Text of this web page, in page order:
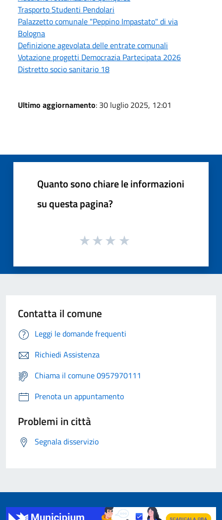
Trasporto Studenti Pendolari
Palazzetto comunale "Peppino Impastato" di via
Bologna
Definizione agevolata delle entrate comunali
Votazione progetti Democrazia Partecipata 2026
Distretto socio sanitario 18
Ultimo aggiornamento: 30 luglio 2025, 12:01
Quanto sono chiare le informazioni
su questa pagina?
Contatta il comune
Leggi le domande frequenti
Richiedi Assistenza
Chiama il comune 0957970111
Prenota un appuntamento
Problemi in città
Segnala disservizio